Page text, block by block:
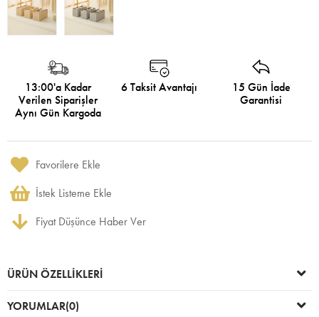
13:00'a Kadar
Verilen Siparişler
Aynı Gün Kargoda
6 Taksit Avantajı
15 Gün İade
Garantisi
Favorilere Ekle
İstek Listeme Ekle
Fiyat Düşünce Haber Ver
ÜRÜN ÖZELLIKLERI
YORUMLAR(0)